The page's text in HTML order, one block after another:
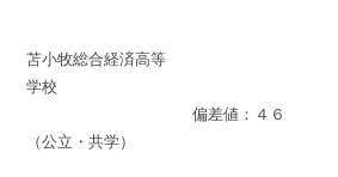
苫小牧総合経済高等
学校
（公立・共学）
偏差値：４６